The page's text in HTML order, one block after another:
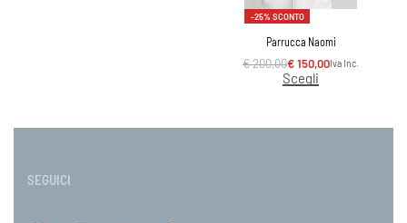
-25% SCONTO
Parrucca Naomi
€200,00€150,00Iva Inc.
Scegli
SEGUICI